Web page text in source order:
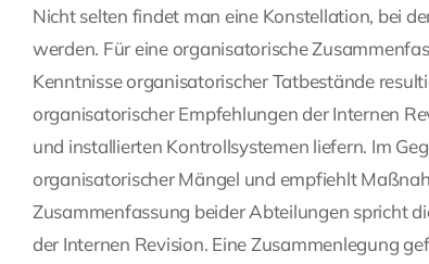
Nicht selten findet man eine Konstellation, bei
werden. Für eine organisatorische
Kenntnisse organisatorischer Tatbestände
organisatorischer Empfehlungen der Internen
und installierten Kontrollsystemen liefern. Im
organisatorischer Mängel und empfiehlt
Zusammenfassung beider Abteilungen spricht
der Internen Revision. Eine Zusammenlegung